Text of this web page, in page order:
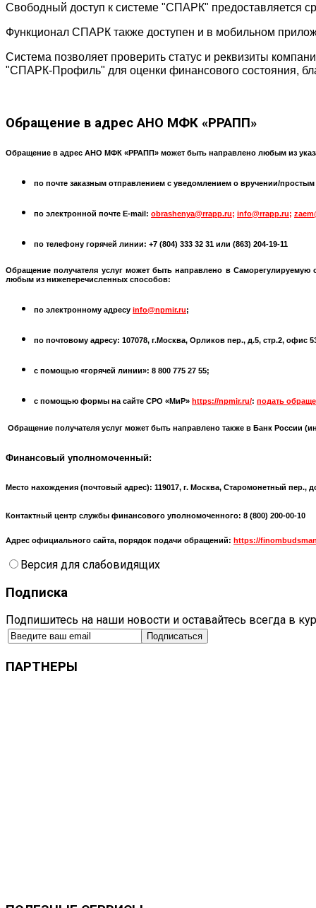
Свободный доступ к системе "СПАРК" предоставляется
Функционал СПАРК также доступен и в мобильном
Система позволяет проверить статус и реквизиты
"СПАРК-Профиль" для оценки финансового состояния,
Обращение в адрес АНО МФК «РРАПП»
Обращение в адрес АНО МФК «РРАПП» может быть направлено любым из
по почте заказным отправлением с уведомлением о вручении/
по электронной почте E-mail: obrashenya@rrapp.ru; info@rrapp.ru;
по телефону горячей линии: +7 (804) 333 32 31 или (863) 204-19-11
Обращение получателя услуг может быть направлено в Саморегулируемую
любым из нижеперечисленных способов:
по электронному адресу info@npmir.ru;
по почтовому адресу: 107078, г.Москва, Орликов пер., д.5, стр.2, офис
с помощью «горячей линии»: 8 800 775 27 55;
с помощью формы на сайте СРО «МиР» https://npmir.ru/: подать
Обращение получателя услуг может быть направлено также в Банк России (
Финансовый уполномоченный:
Место нахождения (почтовый адрес): 119017, г. Москва, Старомонетный пер.,
Контактный центр службы финансового уполномоченного: 8 (800) 200-00-10
Адрес официального сайта, порядок подачи обращений: https://
Версия для слабовидящих
Подписка
Подпишитесь на наши новости и оставайтесь всегда в
ПАРТНЕРЫ